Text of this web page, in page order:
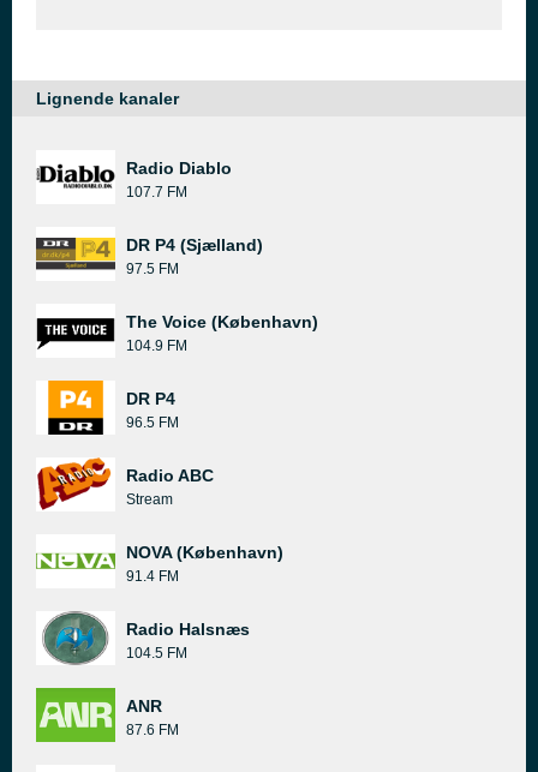
Lignende kanaler
Radio Diablo
107.7 FM
DR P4 (Sjælland)
97.5 FM
The Voice (København)
104.9 FM
DR P4
96.5 FM
Radio ABC
Stream
NOVA (København)
91.4 FM
Radio Halsnæs
104.5 FM
ANR
87.6 FM